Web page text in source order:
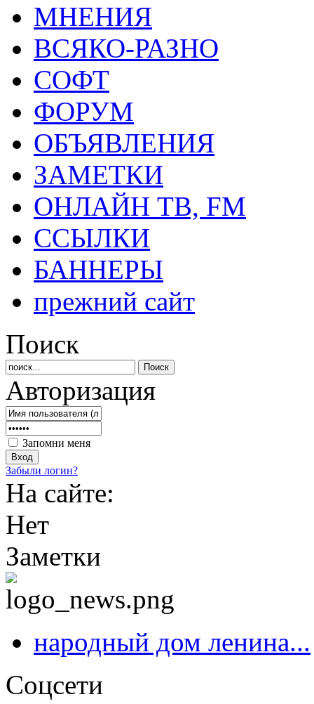
МНЕНИЯ
ВСЯКО-РАЗНО
СОФТ
ФОРУМ
ОБЪЯВЛЕНИЯ
ЗАМЕТКИ
ОНЛАЙН ТВ, FM
ССЫЛКИ
БАННЕРЫ
прежний сайт
Поиск
Авторизация
Запомни меня
Забыли логин?
На сайте:
Нет
Заметки
народный дом ленина...
Соцсети